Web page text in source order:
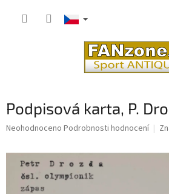
Podpisová karta, P.
Průměrné
produktu
Neohodnoceno Podrobnosti hodnocení